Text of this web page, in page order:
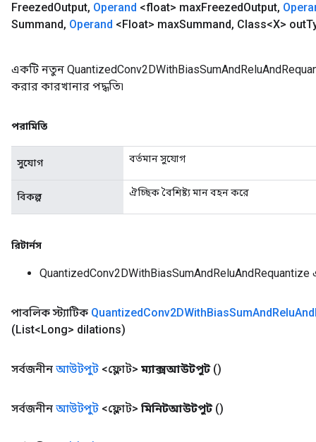
FreezedOutput, Operand <float> maxFreezedOutput,
Summand, Operand <Float> maxSummand, Class<X> out
একটি নতুন
করার কারখানার পদ্ধতি৷
পরামিতি
সুযোগ বর্তমান সুযোগ
বিকল্প ঐচ্ছিক বৈশিষ্ট্য মান বহন করে
রিটার্নস
পাবলিক স্ট্যাটিক QuantizedConv2DWithBiasSumAndReluAnd
(List<Long> dilations)
সর্বজনীন আউটপুট <ফ্লোট> ম্যাক্সআউটপুট ()
সর্বজনীন আউটপুট <ফ্লোট> মিনিটআউটপুট ()